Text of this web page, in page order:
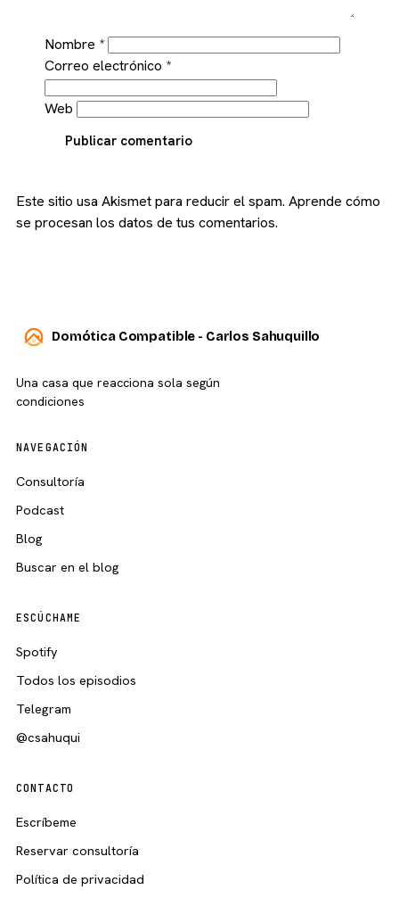
Nombre *
Correo electrónico *
Web
Publicar comentario
Este sitio usa Akismet para reducir el spam. Aprende cómo
se procesan los datos de tus comentarios.
Domótica Compatible - Carlos Sahuquillo
Una casa que reacciona sola según
condiciones
NAVEGACIÓN
Consultoría
Podcast
Blog
Buscar en el blog
ESCÚCHAME
Spotify
Todos los episodios
Telegram
@csahuqui
CONTACTO
Escríbeme
Reservar consultoría
Política de privacidad